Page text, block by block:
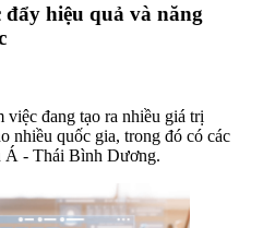
hiệu quả và năng
việc đang tạo ra nhiều giá trị
nhiều quốc gia, trong đó có các
Á - Thái Bình Dương.